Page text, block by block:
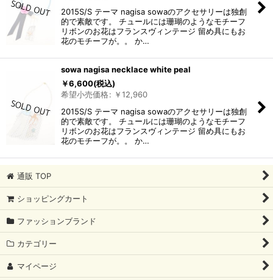
2015S/S テーマ nagisa sowaのアクセサリーは独創
的で素敵です。 チュールには珊瑚のようなモチーフ
リボンのお花はフランスヴィンテージ 留め具にもお
花のモチーフが。。 か…
sowa nagisa necklace white peal
￥6,600(税込)
希望小売価格: ￥12,960
2015S/S テーマ nagisa sowaのアクセサリーは独創
的で素敵です。 チュールには珊瑚のようなモチーフ
リボンのお花はフランスヴィンテージ 留め具にもお
花のモチーフが。。 か…
通販 TOP
ショッピングカート
ファッションブランド
カテゴリー
マイページ